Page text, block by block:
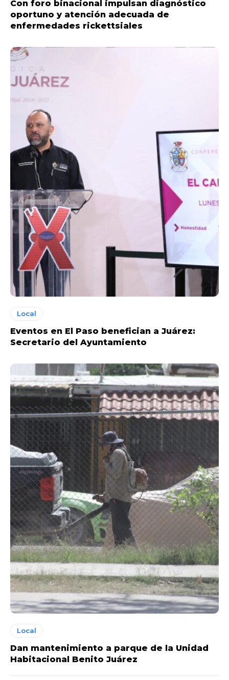
Con foro binacional impulsan diagnóstico
oportuno y atención adecuada de
enfermedades rickettsiales
Local
Eventos en El Paso benefician a Juárez:
Secretario del Ayuntamiento
Local
Dan mantenimiento a parque de la Unidad
Habitacional Benito Juárez